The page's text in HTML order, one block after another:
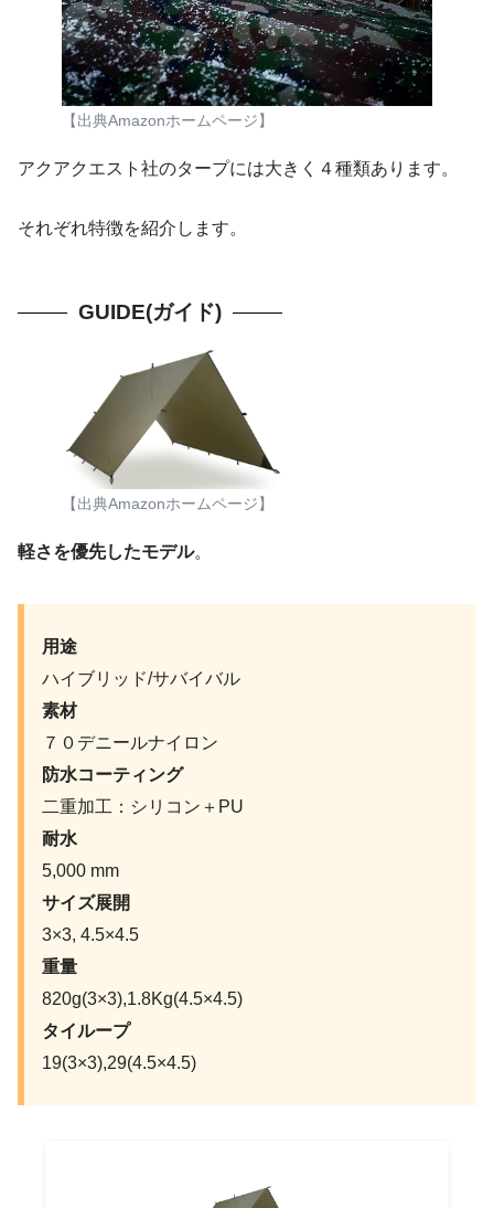
【出典Amazonホームページ】
アクアクエスト社のタープには大きく４種類あります。
それぞれ特徴を紹介します。
GUIDE(ガイド)
【出典Amazonホームページ】
軽さを優先したモデル。
用途
ハイブリッド/サバイバル
素材
７０デニールナイロン
防水コーティング
二重加工：シリコン＋PU
耐水
5,000 mm
サイズ展開
3×3, 4.5×4.5
重量
820g(3×3),1.8Kg(4.5×4.5)
タイループ
19(3×3),29(4.5×4.5)